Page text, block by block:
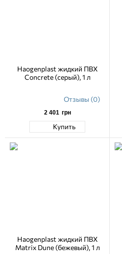
Haogenplast жидкий ПВХ
Concrete (серый), 1 л
Отзывы (0)
2 401 грн
Купить
Haogenplast жидкий ПВХ
Matrix Dune (бежевый), 1 л